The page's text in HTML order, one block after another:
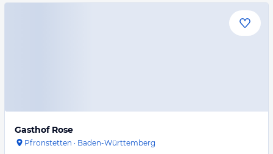
Gasthof Rose
Pfronstetten · Baden-Württemberg